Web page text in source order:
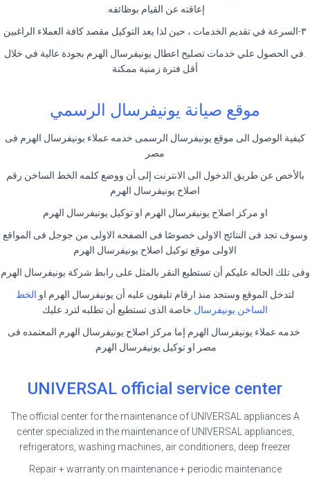
إعاقته عن القيام بوظائفه.
٣-السرعة في تقديم الخدمات ، حين لذا يعد التوكيل مقصد كافة العملاء الراغبين
.في الحصول علي خدمات تصليح اعطال يونيفرسال الهرم بجودة عالية في خلال
أقل فترة زمنية ممكنة
موقع صيانة يونيفرسال الرسمي
كيفية الوصول الى موقع يونيفرسال الرسمى خدمه عملاء يونيفرسال الهرم فى
مصر
بالأخص عن طريق الدخول الى الانترنت إلى أن ووضع كلمه الخط الساخن رقم
اصلاح يونيفرسال الهرم
او مركز اصلاح يونيفرسال الهرم او توكيل يونيفرسال الهرم
وسوف تجد فى النتائج الاولى خصوصًا فى الصفحه الاولى من جوجل فى المواقع
الاولى موقع توكيل اصلاح يونيفرسال الهرم
وفى تلك الحاله عليكم أن تستطيع النقر بالمثل على رابط شركة يونيفرسال الهرم
لتدخل الموقع وستجد منذ ارقام تليفون عليه أن يونيفرسال الهرم او الخط
الساخن يونيفرسال خاصة الذى تستطيع أن تطلبه لترد عليك
خدمه عملاء يونيفرسال الهرم إما مركز اصلاح يونيفرسال الهرم المعتمده فى
مصر او توكيل يونيفرسال الهرم.
UNIVERSAL official service center
The official center for the maintenance of UNIVERSAL appliances A
center specialized in the maintenance of UNIVERSAL appliances,
refrigerators, washing machines, air conditioners, deep freezer
Repair + warranty on maintenance + periodic maintenance